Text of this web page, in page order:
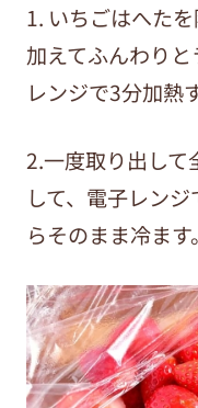
1. いちごはへたを
加えてふんわりと
レンジで3分加熱
2.一度取り出して
して、電子レン
らそのまま冷ます。